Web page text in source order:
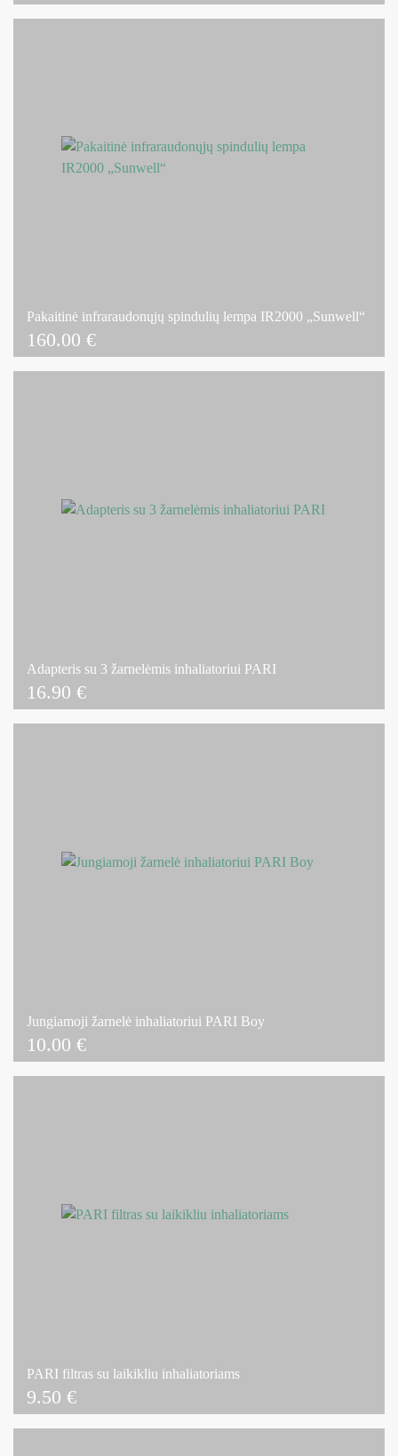
Pakaitinė infraraudonųjų spindulių lempa IR2000 „Sunwell“
160.00 €
Adapteris su 3 žarnelėmis inhaliatoriui PARI
16.90 €
Jungiamoji žarnelė inhaliatoriui PARI Boy
10.00 €
PARI filtras su laikikliu inhaliatoriams
9.50 €